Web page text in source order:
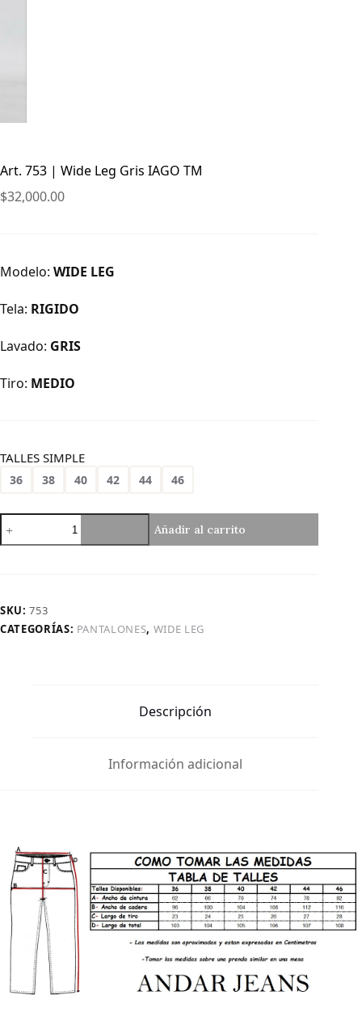
Art. 753 | Wide Leg Gris IAGO TM
$32,000.00
Modelo: WIDE LEG
Tela: RIGIDO
Lavado: GRIS
Tiro: MEDIO
TALLES SIMPLE
36 38 40 42 44 46
753
IAGO
TM
Añadir al carrito
SKU:753
CATEGORÍAS: PANTALONES, WIDE LEG
Descripción
Información adicional